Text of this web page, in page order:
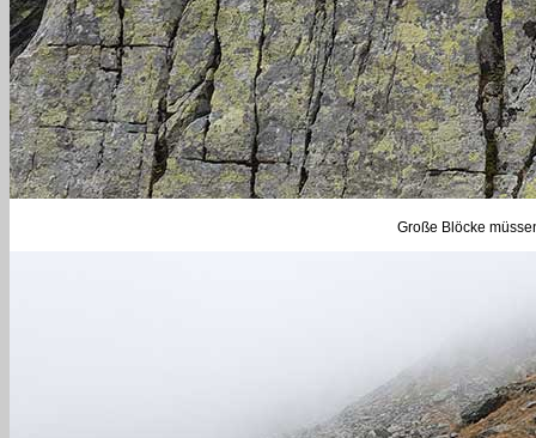
Große Blöcke